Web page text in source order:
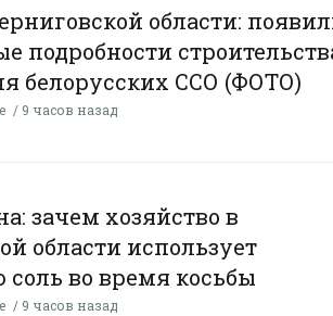
области:
подробности
белорусских ССО (ФОТО)
9 часов назад
зачем хозяйство в
области использует
во время косьбы
9 часов назад